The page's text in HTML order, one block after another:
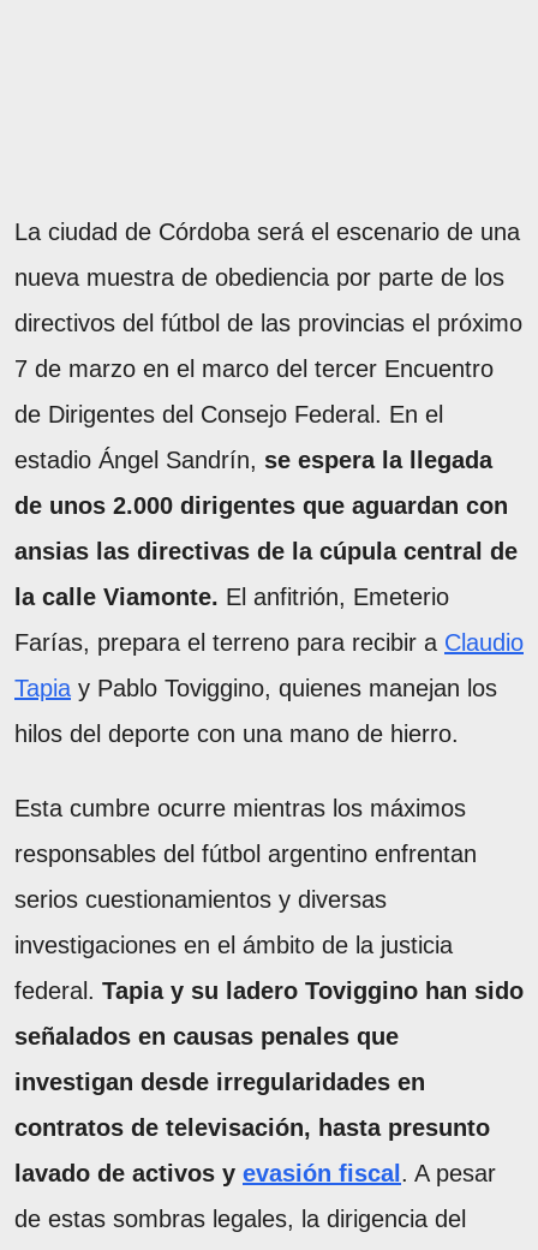
La ciudad de Córdoba será el escenario de una
nueva muestra de obediencia por parte de los
directivos del fútbol de las provincias el próximo
7 de marzo en el marco del tercer Encuentro
de Dirigentes del Consejo Federal. En el
estadio Ángel Sandrín, se espera la llegada
de unos 2.000 dirigentes que aguardan con
ansias las directivas de la cúpula central de
la calle Viamonte. El anfitrión, Emeterio
Farías, prepara el terreno para recibir a Claudio
Tapia y Pablo Toviggino, quienes manejan los
hilos del deporte con una mano de hierro.
Esta cumbre ocurre mientras los máximos
responsables del fútbol argentino enfrentan
serios cuestionamientos y diversas
investigaciones en el ámbito de la justicia
federal. Tapia y su ladero Toviggino han sido
señalados en causas penales que
investigan desde irregularidades en
contratos de televisación, hasta presunto
lavado de activos y evasión fiscal . A pesar
de estas sombras legales, la dirigencia del